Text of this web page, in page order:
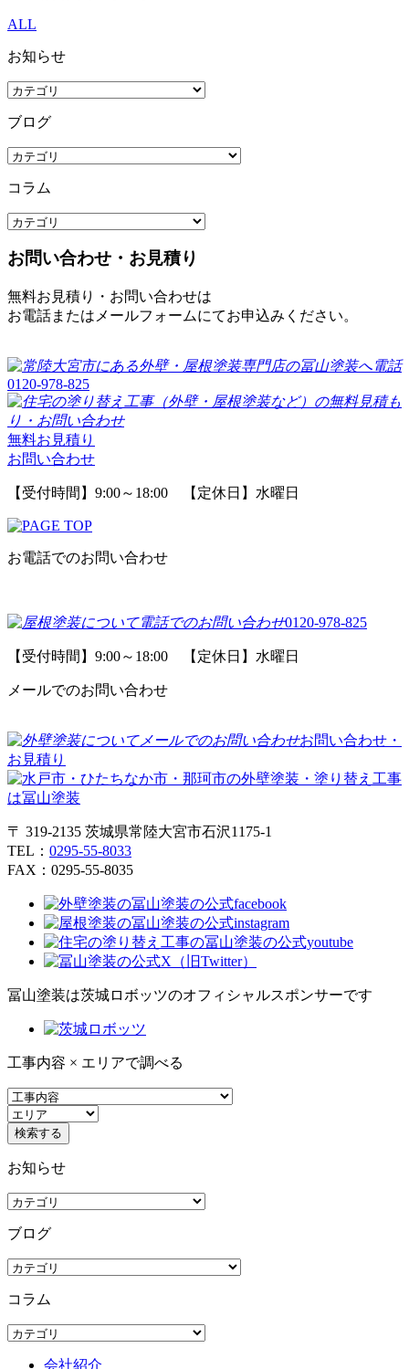
ALL
お知らせ
ブログ
コラム
お問い合わせ・お見積り
無料お見積り・お問い合わせは
お電話またはメールフォームにてお申込みください。
0120-978-825
無料お見積り
お問い合わせ
【受付時間】9:00～18:00 【定休日】水曜日
お電話でのお問い合わせ
0120-978-825
【受付時間】9:00～18:00 【定休日】水曜日
メールでのお問い合わせ
お問い合わせ・
お見積り
〒 319-2135 茨城県常陸大宮市石沢1175-1
TEL： 0295-55-8033
FAX：0295-55-8035
冨山塗装は茨城ロボッツのオフィシャルスポンサーです
工事内容 × エリアで調べる
お知らせ
ブログ
コラム
会社紹介